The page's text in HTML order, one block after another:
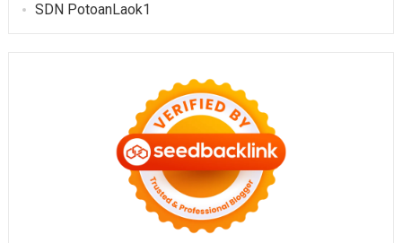
SDN PotoanLaok1